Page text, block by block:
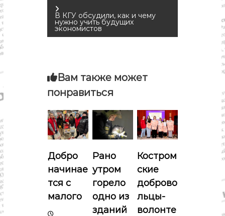
э
о
и
к
а
к
у
л
ь
у
а
,
п
о
в
г
а
ц
и
я
п
о
В КГУ обсудили, как и чему
нужно учить будущих
экономистов
Вам также может
понравиться
Добро
начинае
тся с
малого
Рано
утром
горело
одно из
зданий
Костром
ские
доброво
льцы-
волонте